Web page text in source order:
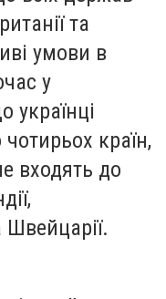
та
умови в
у
українці
країн,
входять до
Швейцарії.